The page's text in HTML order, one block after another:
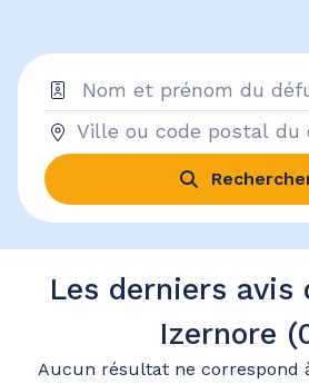
Les derniers avis
Izernore
Aucun résultat ne correspond